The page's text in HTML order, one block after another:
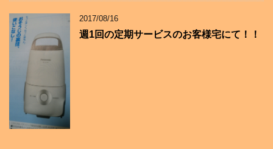
2017/08/16
週1回の定期サービスのお客様宅にて！！